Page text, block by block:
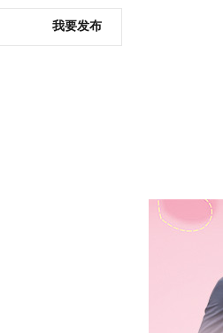
我要发布